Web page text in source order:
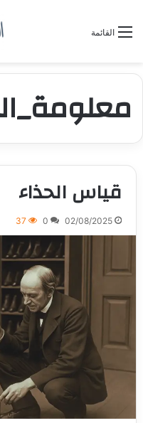
القائمة
قياس الحذاء
02/08/2025
0
37